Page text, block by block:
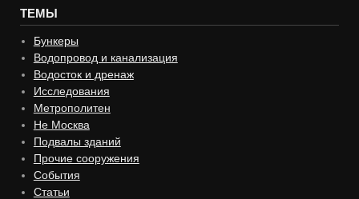
ТЕМЫ
Бункеры
Водопровод и канализация
Водосток и дренаж
Исследования
Метрополитен
Не Москва
Подвалы зданий
Прочие сооружения
События
Статьи